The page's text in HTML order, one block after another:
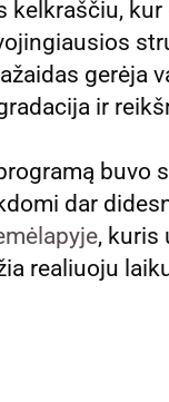
kelkraščiu,
gerėja
ir
buvo
dar
, kuris
realiuoju